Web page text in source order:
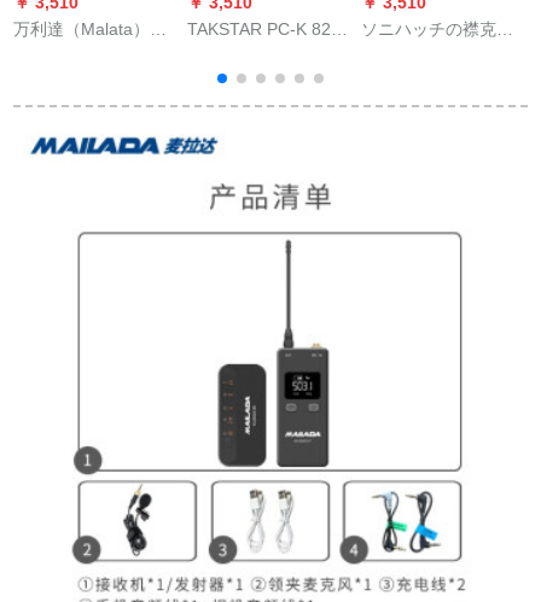
万利達（Malata）W-
テージ出演カラオケ
司会会会議マイク6つ
TAKSTAR PC-K 820
ード820+サウンドト
ラック専门设备PC-K
820+イノベーション
ドットコムを电话生
放送します。
ソニハッチの襟克克